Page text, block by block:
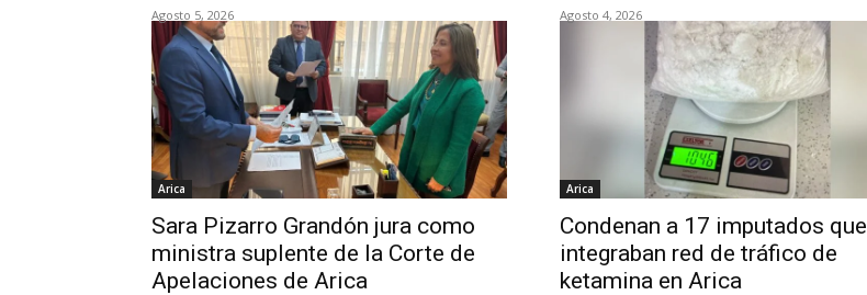
Agosto 5, 2026 Agosto 4, 2026
Arica
Sara Pizarro Grandón jura como
ministra suplente de la Corte de
Apelaciones de Arica
Arica
Condenan a 17 imputados que
integraban red de tráfico de
ketamina en Arica